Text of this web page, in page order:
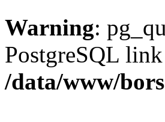
Warning:
PostgreSQL
/data/www/